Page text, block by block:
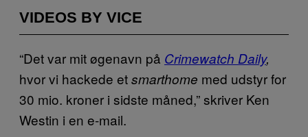
VIDEOS BY VICE
“Det var mit øgenavn på Crimewatch Daily,
hvor vi hackede etsmarthome med udstyr for
30 mio. kroner i sidste måned,” skriver Ken
Westin i en e-mail.